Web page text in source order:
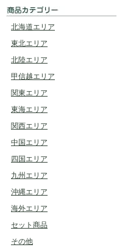
北海道エリア
東北エリア
北陸エリア
甲信越エリア
関東エリア
東海エリア
関西エリア
中国エリア
四国エリア
九州エリア
沖縄エリア
海外エリア
セット商品
その他